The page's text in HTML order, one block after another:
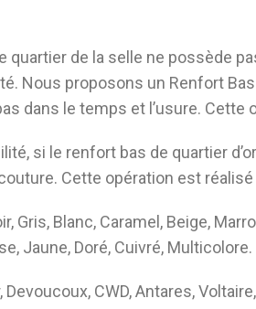
quartier de la selle ne possède
Nous proposons un Renfort
dans le temps et l’usure.
si le renfort bas de quartier
Cette opération est
Gris, Blanc, Caramel, Beige,
Jaune, Doré, Cuivré, Multicolore.
CWD, Antares,